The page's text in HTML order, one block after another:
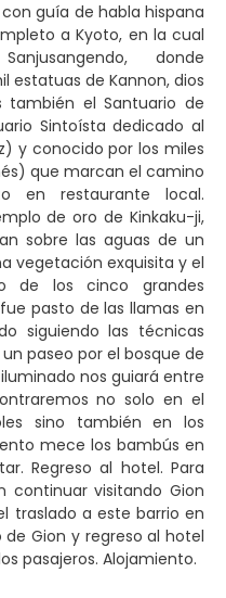
guía de habla hispana
a Kyoto, en la cual
donde
estatuas de Kannon, dios
también el Santuario de
Sintoísta dedicado al
y conocido por los miles
que marcan el camino
en restaurante local.
de oro de Kinkaku-ji,
sobre las aguas de un
vegetación exquisita y el
de los cinco grandes
pasto de las llamas en
siguiendo las técnicas
paseo por el bosque de
nos guiará entre
no solo en el
sino también en los
mece los bambús en
Regreso al hotel. Para
continuar visitando Gion
traslado a este barrio en
Gion y regreso al hotel
pasajeros. Alojamiento.